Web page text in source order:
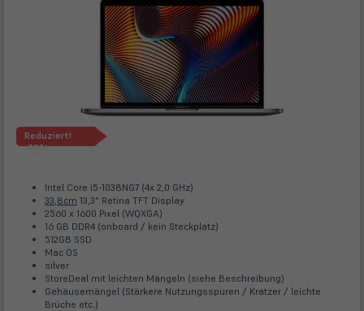
Reduziert!
-22%
Intel Core i5-1038NG7 (4x 2,0 GHz)
33,8cm 13,3" Retina TFT Display
2560 x 1600 Pixel (WQXGA)
16 GB DDR4 (onboard / kein Steckplatz)
512GB SSD
Mac OS
silver
StoreDeal mit leichten Mängeln (siehe Beschreibung)
Gehäusemängel (Stärkere Nutzungsspuren / Kratzer / leichte
Brüche etc.)